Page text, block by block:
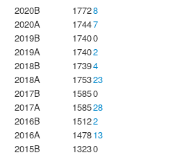
2020B
17728
2020A
17447
2019B
17400
2019A
17402
2018B
17394
2018A
175323
2017B
15850
2017A
158528
2016B
15122
2016A
147813
2015B
13230